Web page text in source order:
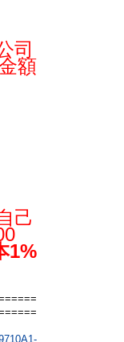
司
額
己
1%